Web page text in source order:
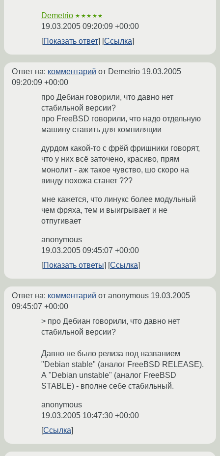
Demetrio ★★★★★
19.03.2005 09:20:09 +00:00
Показать ответ
Ссылка
Ответ на: комментарий от Demetrio 19.03.2005
09:20:09 +00:00
про Дебиан говорили, что давно нет
стабильной версии?
про FreeBSD говорили, что надо отдельную
машину ставить для компиляции
дурдом какой-то с фрёй фришники говорят,
что у них всё заточено, красиво, прям
монолит - аж такое чувство, шо скоро на
винду похожа станет ???
мне кажется, что линукс более модульный
чем фряха, тем и выигрывает и не
отпугивает
anonymous
19.03.2005 09:45:07 +00:00
Показать ответы
Ссылка
Ответ на: комментарий от anonymous 19.03.2005
09:45:07 +00:00
> про Дебиан говорили, что давно нет
стабильной версии?
Давно не было релиза под названием
"Debian stable" (аналог FreeBSD RELEASE).
А "Debian unstable" (аналог FreeBSD
STABLE) - вполне себе стабильный.
anonymous
19.03.2005 10:47:30 +00:00
Ссылка